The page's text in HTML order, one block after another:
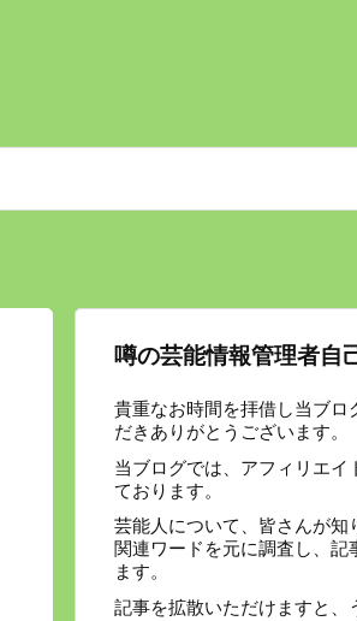
噂の芸能情報管理者自
貴重なお時間を拝借し当ブロ
だきありがとうございます。
当ブログでは、アフィリエイ
ております。
芸能人について、皆さんが知
関連ワードを元に調査し、記
ます。
記事を拡散いただけますと、